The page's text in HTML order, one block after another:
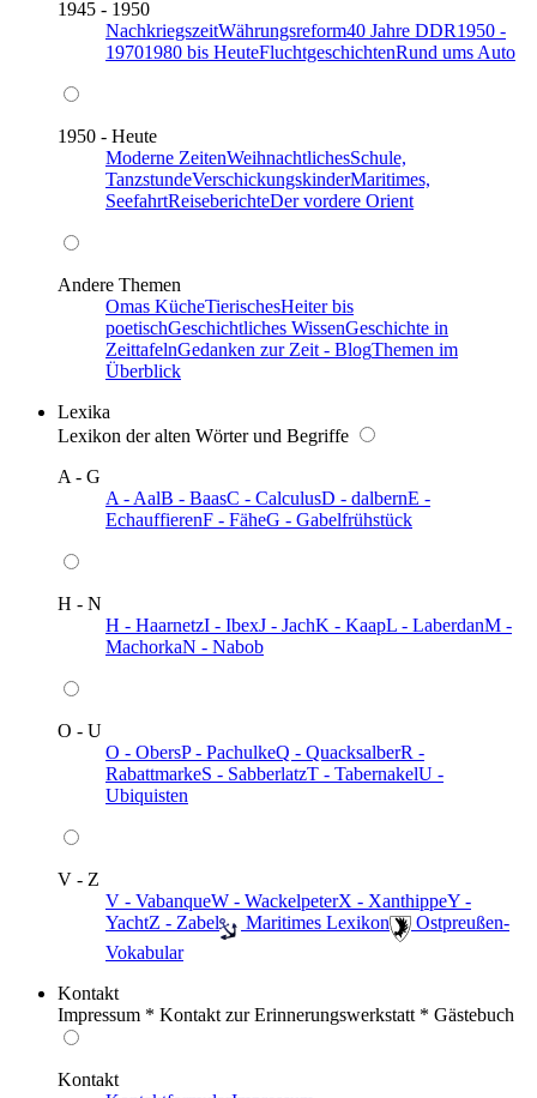
1945 - 1950
NachkriegszeitWährungsreform40 Jahre DDR1950 -
19701980 bis HeuteFluchtgeschichtenRund ums Auto
1950 - Heute
Moderne ZeitenWeihnachtlichesSchule,
TanzstundeVerschickungskinderMaritimes,
SeefahrtReiseberichteDer vordere Orient
Andere Themen
Omas KücheTierischesHeiter bis
poetischGeschichtliches WissenGeschichte in
ZeittafelnGedanken zur Zeit - BlogThemen im
Überblick
Lexika
Lexikon der alten Wörter und Begriffe
A - G
A - AalB - BaasC - CalculusD - dalbernE -
EchauffierenF - FäheG - Gabelfrühstück
H - N
H - HaarnetzI - IbexJ - JachK - KaapL - LaberdanM -
MachorkaN - Nabob
O - U
O - ObersP - PachulkeQ - QuacksalberR -
RabattmarkeS - SabberlatzT - TabernakelU -
Ubiquisten
V - Z
V - VabanqueW - WackelpeterX - XanthippeY -
YachtZ - Zabel ️ Maritimes Lexikon
️ Ostpreußen-
Vokabular
Kontakt
Impressum * Kontakt zur Erinnerungswerkstatt * Gästebuch
Kontakt